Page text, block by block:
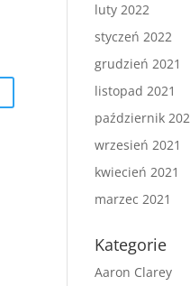
luty 2022
styczeń 2022
grudzień 2021
listopad 2021
październik
wrzesień 2021
kwiecień 2021
marzec 2021
Kategorie
Aaron Clarey